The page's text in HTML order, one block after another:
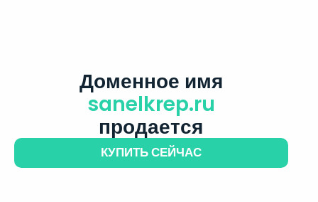
Доменное имя
sanelkrep.ru
продается
КУПИТЬ СЕЙЧАС